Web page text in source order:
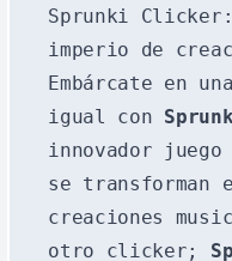
Sprunki
imperio de
Embárcate en
igual con
innovador
se transforman
creaciones
otro clicker;